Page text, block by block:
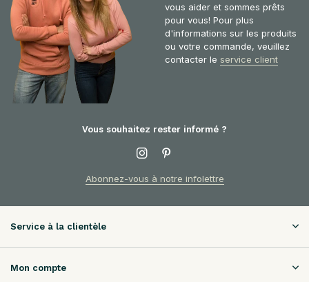
vous aider et sommes prêts
pour vous! Pour plus
d'informations sur les produits
ou votre commande, veuillez
contacter le service client
Vous souhaitez rester informé ?
Abonnez-vous à notre infolettre
Service à la clientèle
Mon compte